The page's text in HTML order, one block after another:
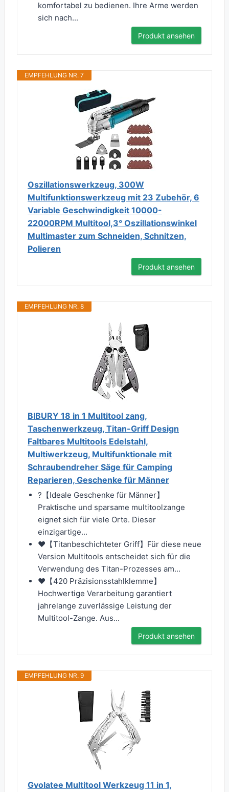
komfortabel zu bedienen. Ihre Arme werden
sich nach...
Produkt ansehen
EMPFEHLUNG NR. 7
Oszillationswerkzeug, 300W
Multifunktionswerkzeug mit 23 Zubehör, 6
Variable Geschwindigkeit 10000-
22000RPM Multitool,3° Oszillationswinkel
Multimaster zum Schneiden, Schnitzen,
Polieren
Produkt ansehen
EMPFEHLUNG NR. 8
BIBURY 18 in 1 Multitool zang,
Taschenwerkzeug, Titan-Griff Design
Faltbares Multitools Edelstahl,
Multiwerkzeug, Multifunktionale mit
Schraubendreher Säge für Camping
Reparieren, Geschenke für Männer
?【Ideale Geschenke für Männer】
Praktische und sparsame multitoolzange
eignet sich für viele Orte. Dieser
einzigartige...
❤【Titanbeschichteter Griff】Für diese neue
Version Multitools entscheidet sich für die
Verwendung des Titan-Prozesses am...
❤【420 Präzisionsstahlklemme】
Hochwertige Verarbeitung garantiert
jahrelange zuverlässige Leistung der
Multitool-Zange. Aus...
Produkt ansehen
EMPFEHLUNG NR. 9
Gvolatee Multitool Werkzeug 11 in 1,